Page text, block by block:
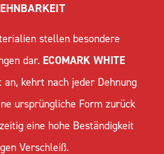
stellen besondere
dar. ECOMARK WHITE
kehrt nach jeder Dehnung
ursprüngliche Form zurück
eine hohe Beständigkeit
Verschleiß.